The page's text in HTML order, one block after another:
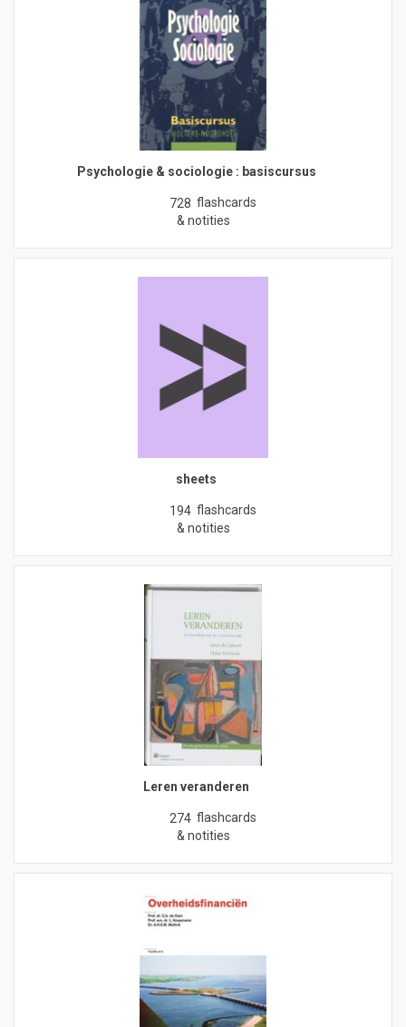
Psychologie & sociologie : basiscursus
728 flashcards
& notities
sheets
194 flashcards
& notities
Leren veranderen
274 flashcards
& notities